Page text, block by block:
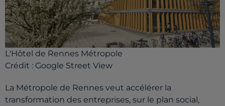
L'Hôtel de Rennes Métropole
Crédit : Google Street View
La Métropole de Rennes veut accélérer la
transformation des entreprises, sur le plan social,